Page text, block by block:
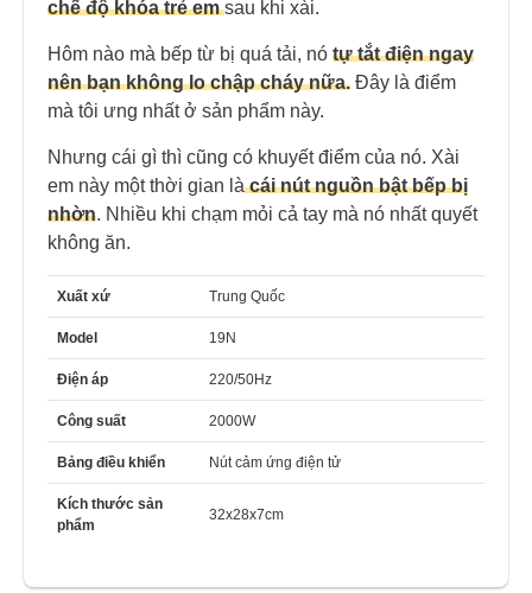
chế độ khóa trẻ em sau khi xài.
Hôm nào mà bếp từ bị quá tải, nó tự tắt điện ngay
nên bạn không lo chập cháy nữa. Đây là điểm
mà tôi ưng nhất ở sản phẩm này.
Nhưng cái gì thì cũng có khuyết điểm của nó. Xài
em này một thời gian làcái nút nguồn bật bếp bị
nhờn. Nhiều khi chạm mỏi cả tay mà nó nhất quyết
không ăn.
Xuất xứ Trung Quốc
Model 19N
Điện áp 220/50Hz
Công suất 2000W
Bảng điều khiển Nút cảm ứng điện tử
Kích thước sản
phẩm
32x28x7cm